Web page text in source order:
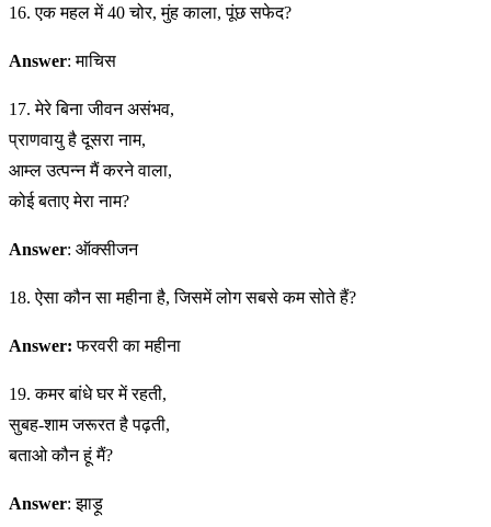
16. एक महल में 40 चोर, मुंह काला, पूंछ सफेद?
Answer: माचिस
17. मेरे बिना जीवन असंभव,
प्राणवायु है दूसरा नाम,
आम्ल उत्पन्न मैं करने वाला,
कोई बताए मेरा नाम?
Answer: ऑक्सीजन
18. ऐसा कौन सा महीना है, जिसमें लोग सबसे कम सोते हैं?
Answer: फरवरी का महीना
19. कमर बांधे घर में रहती,
सुबह-शाम जरूरत है पढ़ती,
बताओ कौन हूं मैं?
Answer: झाड़ू